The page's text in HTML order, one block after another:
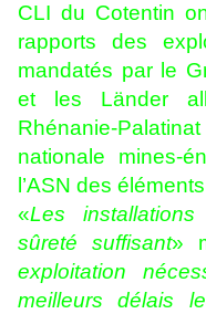
CLI du Cotentin
rapports des
mandatés par le
et les Länder
Rhénanie-
nationale mines-
l’ASN des
«Les
sûreté suffisant»
exploitation
meilleurs délais